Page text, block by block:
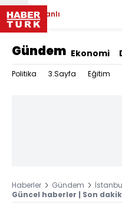
Canlı
Gündem Ekonomi
Politika 3.Sayfa Eğitim
Haberler Gündem
Güncel haberler | Son